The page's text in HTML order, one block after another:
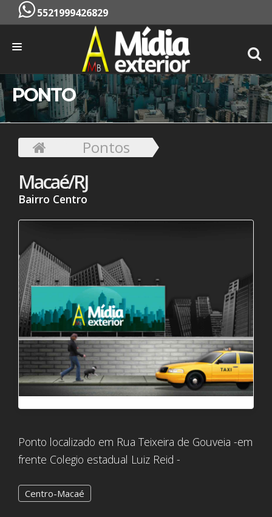
5521999426829
INÍCIO
EMPRESA
PONTOS
CONTATO
PONTO
Pontos
Macaé/RJ
Bairro Centro
Ponto localizado em Rua Teixeira de Gouveia -em
frente Colegio estadual Luiz Reid -
Centro-Macaé